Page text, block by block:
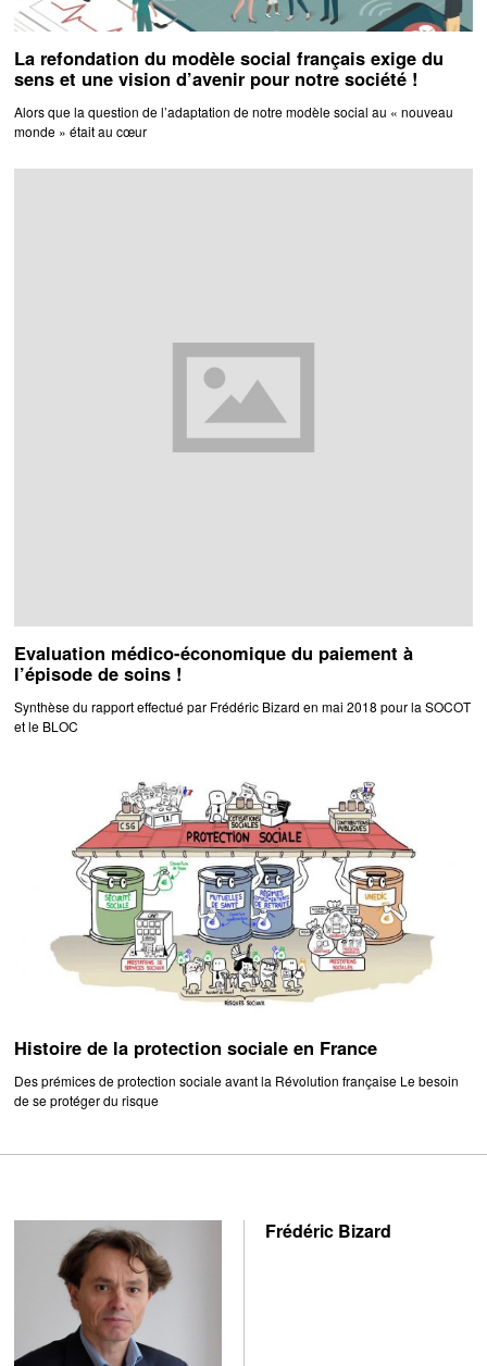
La refondation du modèle social français exige du
sens et une vision d’avenir pour notre société !
Alors que la question de l’adaptation de notre modèle social au « nouveau
monde » était au cœur
Evaluation médico-économique du paiement à
l’épisode de soins !
Synthèse du rapport effectué par Frédéric Bizard en mai 2018 pour la SOCOT
et le BLOC
Histoire de la protection sociale en France
Des prémices de protection sociale avant la Révolution française Le besoin
de se protéger du risque
Frédéric Bizard